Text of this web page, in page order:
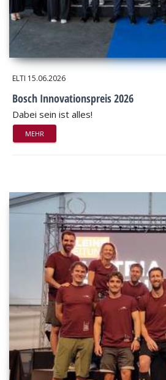
ELTI 15.06.2026
Bosch Innovationspreis 2026
Dabei sein ist alles!
MEHR